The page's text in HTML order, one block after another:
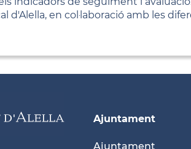
d'Alella, en col·laboració amb les
Ajuntament
Ajuntament